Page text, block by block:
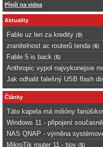
Přejít na videa
Aktuality
Fable uz len za kredity (0)
zranitelnost ac routerů tenda (6)
Fable 5 is back (5)
Anthropic vypol najvykonejsie
Jak odhalit falešný USB flash
Články
Táto kapela má milióny
Windows 11 - připojení
NAS QNAP - výměna
MikroTik router 11 - tipy (5)